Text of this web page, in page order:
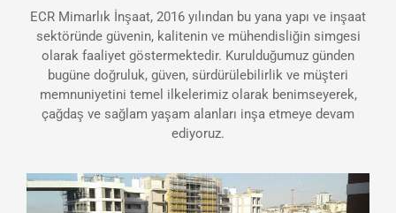
ECR Mimarlık İnşaat, 2016 yılından bu yana yapı ve inşaat
sektöründe güvenin, kalitenin ve mühendisliğin simgesi
olarak faaliyet göstermektedir. Kurulduğumuz günden
bugüne doğruluk, güven, sürdürülebilirlik ve müşteri
memnuniyetini temel ilkelerimiz olarak benimseyerek,
çağdaş ve sağlam yaşam alanları inşa etmeye devam
ediyoruz.